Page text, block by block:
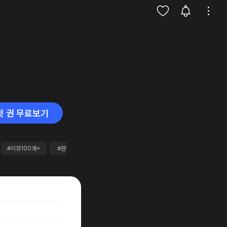
권 무료보기
#리뷰100개+ #완결